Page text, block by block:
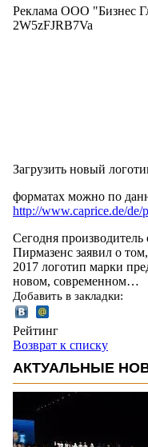
Реклама ООО "Бизнес
2W5zFJRB7Va
Загрузить новый
форматах можно по
http://www.caprice.de/de/
Сегодня производитель
Пирмазенс заявил о
2017 логотип марки
новом, современном…
Добавить в закладки:
Рейтинг
Возврат к списку
АКТУАЛЬНЫЕ